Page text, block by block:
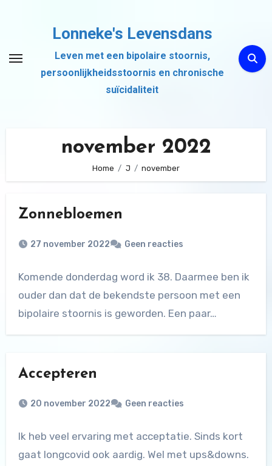
inhoud
Lonneke's Levensdans
Leven met een bipolaire stoornis,
persoonlijkheidsstoornis en chronische
suïcidaliteit
november 2022
Home J november
Zonnebloemen
27 november 2022 Geen reacties
Komende donderdag word ik 38. Daarmee ben ik
ouder dan dat de bekendste persoon met een
bipolaire stoornis is geworden. Een paar…
Accepteren
20 november 2022 Geen reacties
Ik heb veel ervaring met acceptatie. Sinds kort
gaat longcovid ook aardig. Wel met ups&downs.